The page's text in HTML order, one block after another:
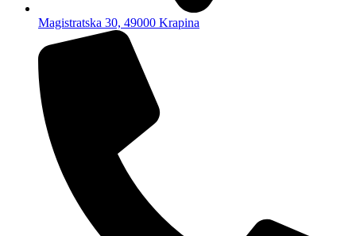
Magistratska 30, 49000 Krapina